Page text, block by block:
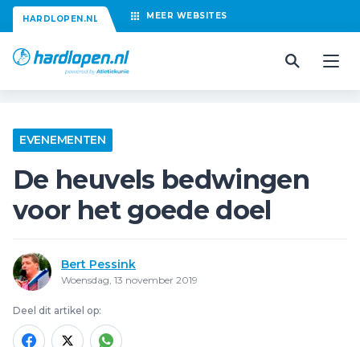
HARDLOPEN.NL MEER WEBSITES
EVENEMENTEN
De heuvels bedwingen
voor het goede doel
Bert Pessink
Woensdag, 13 november 2019
Deel dit artikel op: